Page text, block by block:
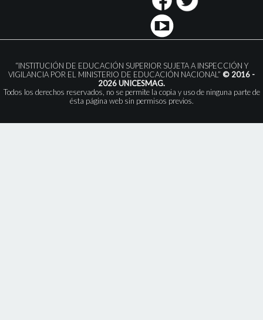
“INSTITUCIÓN DE EDUCACIÓN SUPERIOR SUJETA A INSPECCIÓN Y
VIGILANCIA POR EL MINISTERIO DE EDUCACIÓN NACIONAL” © 2016 -
2026 UNICESMAG.
Todos los derechos reservados, no se permite la copia y uso de ninguna parte de
ésta página web sin permisos previos.